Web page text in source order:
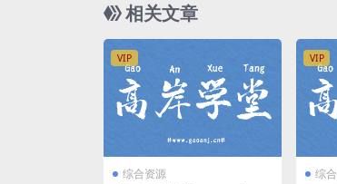
相关文章
VIP
综合资源
VIP
综